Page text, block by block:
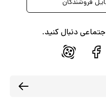
فروشندگان
دنبال کنید.